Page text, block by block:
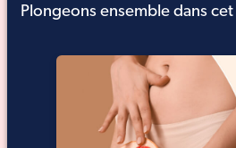
Plongeons ensemble dans